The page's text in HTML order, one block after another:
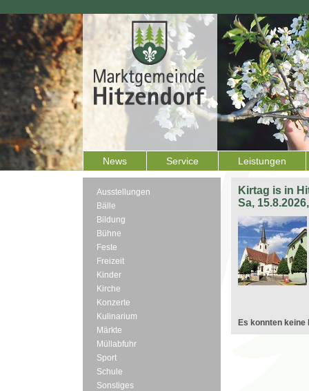
News Service Leistungen
Ausstellungen
Bälle
Bildung
Bühne
Feste
Freizeit
Kinder
Kirche
Konzerte
Kulinarium
Märkte
Müllabfuhr
Sport
Schule
Sonstiges
Kirtag is in
Sa,
Es konnten keine